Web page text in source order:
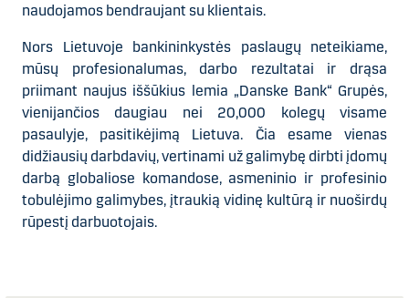
naudojamos bendraujant su klientais.
Nors Lietuvoje bankininkystės paslaugų neteikiame,
mūsų profesionalumas, darbo rezultatai ir drąsa
priimant naujus iššūkius lemia „Danske Bank“ Grupės,
vienijančios daugiau nei 20,000 kolegų visame
pasaulyje, pasitikėjimą Lietuva. Čia esame vienas
didžiausių darbdavių, vertinami už galimybę dirbti įdomų
darbą globaliose komandose, asmeninio ir profesinio
tobulėjimo galimybes, įtraukią vidinę kultūrą ir nuoširdų
rūpestį darbuotojais.